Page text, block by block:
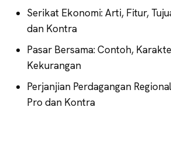
Serikat Ekonomi: Arti, Fitur,
dan Kontra
Pasar Bersama: Contoh,
Kekurangan
Perjanjian Perdagangan
Pro dan Kontra